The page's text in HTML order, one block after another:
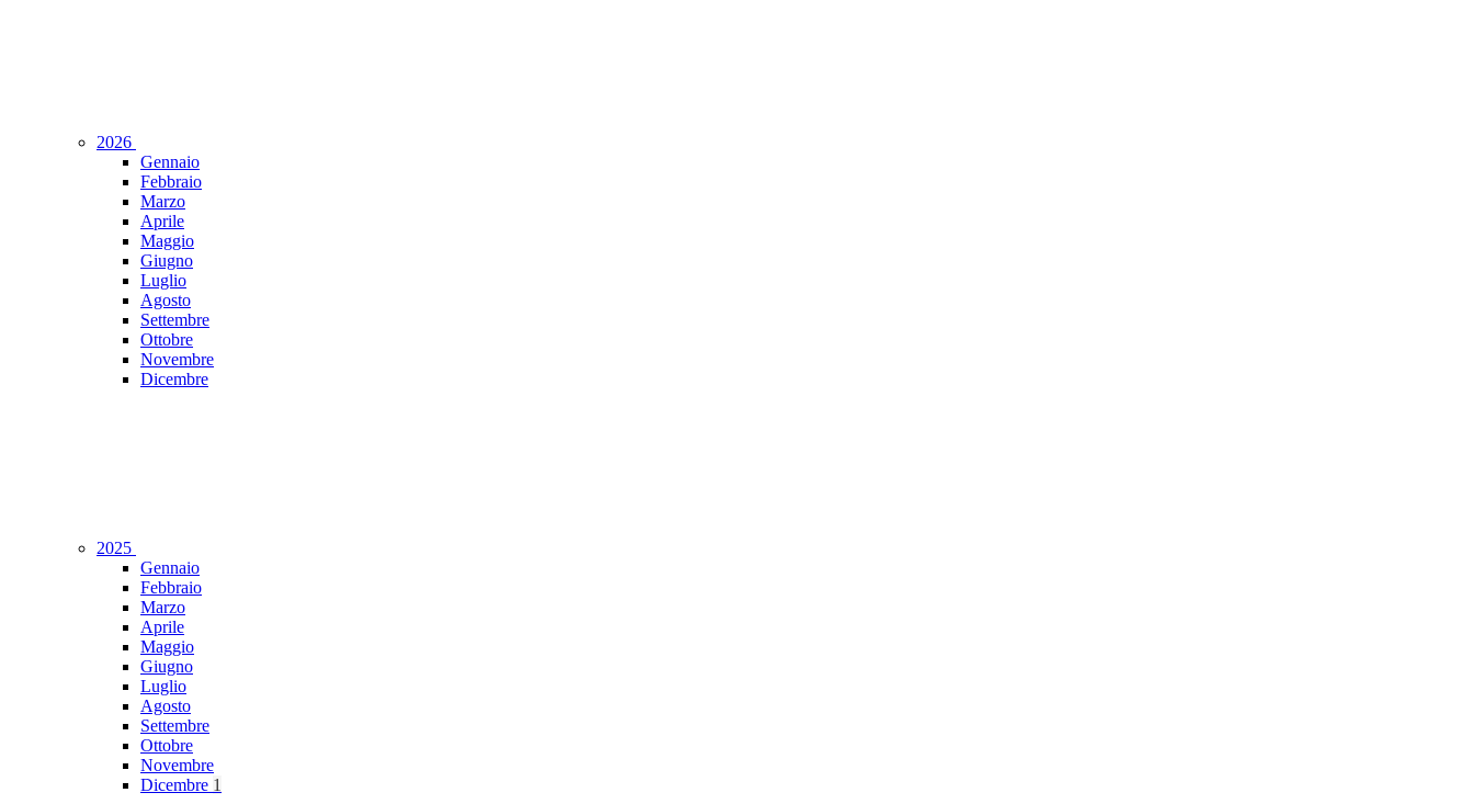
2026
Gennaio
Febbraio
Marzo
Aprile
Maggio
Giugno
Luglio
Agosto
Settembre
Ottobre
Novembre
Dicembre
2025
Gennaio
Febbraio
Marzo
Aprile
Maggio
Giugno
Luglio
Agosto
Settembre
Ottobre
Novembre
Dicembre 1